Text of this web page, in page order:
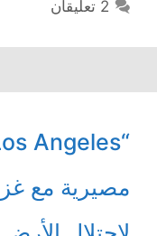
2 تعليقان
مصيرية مع